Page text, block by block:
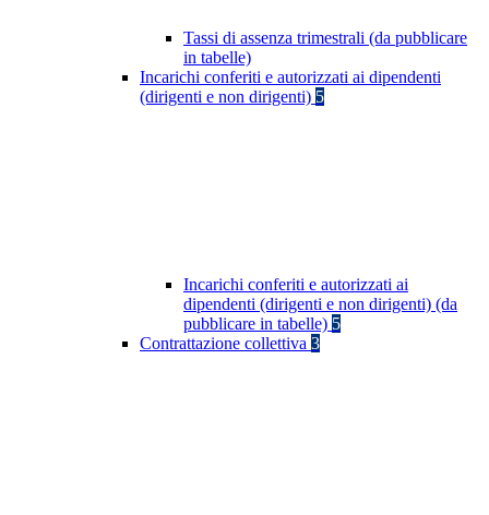
Tassi di assenza trimestrali (da pubblicare
in tabelle)
Incarichi conferiti e autorizzati ai dipendenti
(dirigenti e non dirigenti) 5
Incarichi conferiti e autorizzati ai
dipendenti (dirigenti e non dirigenti) (da
pubblicare in tabelle) 5
Contrattazione collettiva 3